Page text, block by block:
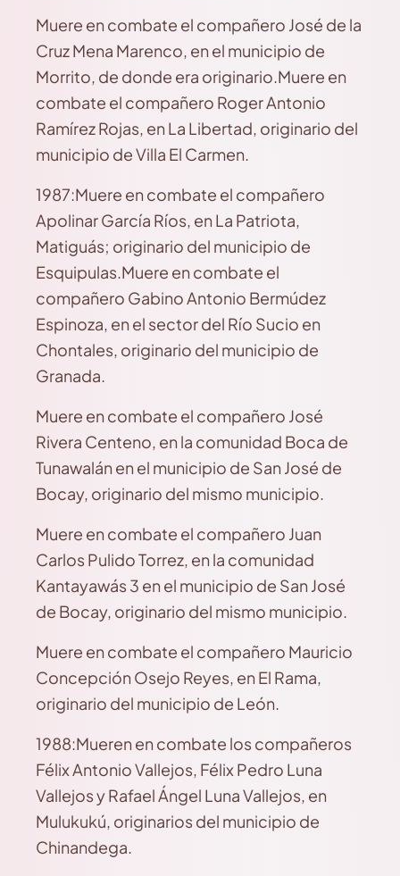
Muere en combate el compañero José de la
Cruz Mena Marenco, en el municipio de
Morrito, de donde era originario.Muere en
combate el compañero Roger Antonio
Ramírez Rojas, en La Libertad, originario del
municipio de Villa El Carmen.
1987:Muere en combate el compañero
Apolinar García Ríos, en La Patriota,
Matiguás; originario del municipio de
Esquipulas.Muere en combate el
compañero Gabino Antonio Bermúdez
Espinoza, en el sector del Río Sucio en
Chontales, originario del municipio de
Granada.
Muere en combate el compañero José
Rivera Centeno, en la comunidad Boca de
Tunawalán en el municipio de San José de
Bocay, originario del mismo municipio.
Muere en combate el compañero Juan
Carlos Pulido Torrez, en la comunidad
Kantayawás 3 en el municipio de San José
de Bocay, originario del mismo municipio.
Muere en combate el compañero Mauricio
Concepción Osejo Reyes, en El Rama,
originario del municipio de León.
1988:Mueren en combate los compañeros
Félix Antonio Vallejos, Félix Pedro Luna
Vallejos y Rafael Ángel Luna Vallejos, en
Mulukukú, originarios del municipio de
Chinandega.